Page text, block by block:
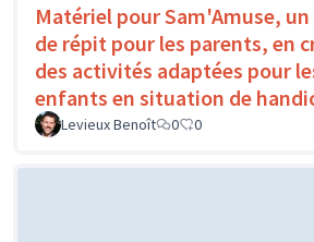
Matériel pour Sam'Amuse,
de répit pour les parents, en
des activités adaptées pour
enfants en situation de
Levieux Benoît 0 0